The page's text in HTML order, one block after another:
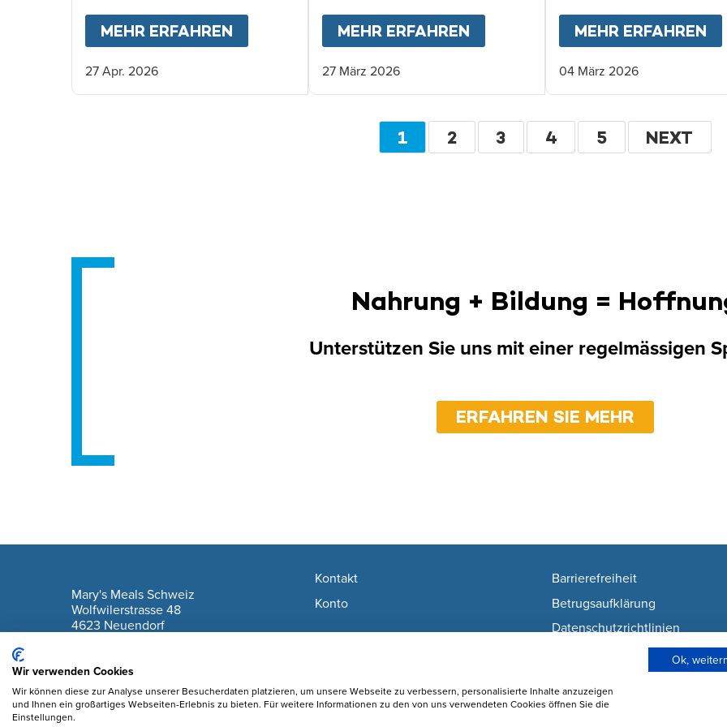
versorgt werden können.
MEHR ERFAHREN HAITIS KINDER BRAUCHEN UNS JETZT
27 Apr. 2026
MEHR ERFAHREN EINE SICHERE
27 März 2026
MEHR ERFAHREN
04 März 2026
Seitennummerierung
AKTUELLE
1 SEITE
2 SEITE
3 SEITE
4 SEITE
5 WEITER
NEXT
Nahrung + Bildung =
Unterstützen Sie uns mit einer regelmässigen
ERFAHREN SIE MEHR
Footer navigation
Mary's Meals Schweiz
Wolfwilerstrasse 48
4623 Neuendorf
Kontakt
Konto
Barrierefreiheit
Betrugsaufklärung
Datenschutzrichtlinien
Nutzunsgbedingungen
Wie wir Cookies verwenden
Cookie-Einstellungen ändern
Wir verwenden Cookies
Wir können diese zur Analyse unserer Besucherdaten platzieren, um unsere Webseite zu verbessern, personalisierte Inhalte anzuzeigen
und Ihnen ein großartiges Webseiten-Erlebnis zu bieten. Für weitere Informationen zu den von uns verwendeten Cookies öffnen Sie die
Einstellungen.
Ok,